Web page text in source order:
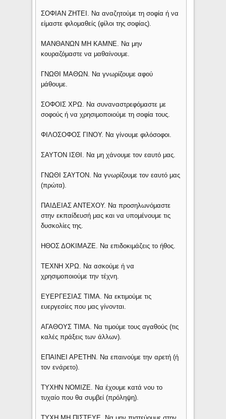
ΣΟΦΙΑΝ ΖΗΤΕΙ. Να αναζητούμε τη σοφία ή να
είμαστε φιλομαθείς (φίλοι της σοφίας).
ΜΑΝΘΑΝΩΝ ΜΗ ΚΑΜΝΕ. Να μην
κουραζόμαστε να μαθαίνουμε.
ΓΝΩΘΙ ΜΑΘΩΝ. Να γνωρίζουμε αφού
μάθουμε.
ΣΟΦΟΙΣ ΧΡΩ. Να συναναστρεφόμαστε με
σοφούς ή να χρησιμοποιούμε τη σοφία τους.
ΦΙΛΟΣΟΦΟΣ ΓΙΝΟΥ. Να γίνουμε φιλόσοφοι.
ΣΑΥΤΟΝ ΙΣΘΙ. Να μη χάνουμε τον εαυτό μας.
ΓΝΩΘΙ ΣΑΥΤΟΝ. Να γνωρίζουμε τον εαυτό μας
(πρώτα).
ΠΑΙΔΕΙΑΣ ΑΝΤΕΧΟΥ. Να προσηλωνόμαστε
στην εκπαίδευσή μας και να υπομένουμε τις
δυσκολίες της.
ΗΘΟΣ ΔΟΚΙΜΑΖΕ. Να επιδοκιμάζεις το ήθος.
ΤΕΧΝΗ ΧΡΩ. Να ασκούμε ή να
χρησιμοποιούμε την τέχνη.
ΕΥΕΡΓΕΣΙΑΣ ΤΙΜΑ. Να εκτιμούμε τις
ευεργεσίες που μας γίνονται.
ΑΓΑΘΟΥΣ ΤΙΜΑ. Να τιμούμε τους αγαθούς (τις
καλές πράξεις των άλλων).
ΕΠΑΙΝΕΙ ΑΡΕΤΗΝ. Να επαινούμε την αρετή (ή
τον ενάρετο).
ΤΥΧΗΝ ΝΟΜΙΖΕ. Να έχουμε κατά νου το
τυχαίο που θα συμβεί (πρόληψη).